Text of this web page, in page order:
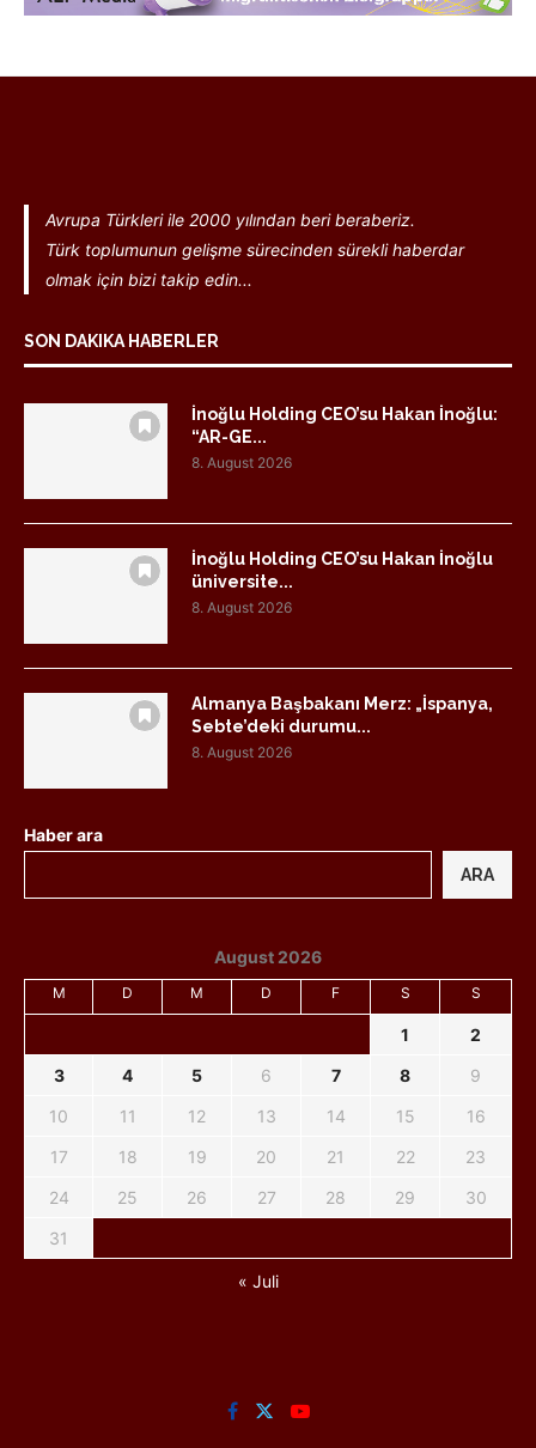
Avrupa Türkleri ile 2000 yılından beri beraberiz.
Türk toplumunun gelişme sürecinden sürekli haberdar
olmak için bizi takip edin...
SON DAKIKA HABERLER
İnoğlu Holding CEO’su Hakan İnoğlu:
“AR-GE...
8. August 2026
İnoğlu Holding CEO’su Hakan İnoğlu
üniversite...
8. August 2026
Almanya Başbakanı Merz: „İspanya,
Sebte’deki durumu...
8. August 2026
Haber ara
ARA
August 2026
M D M D F S S
1
2
3
4 5 6 7 8
9
10
11 12 13 14 15
16
17
18 19 20 21 22
23
24
25 26 27 28 29
30
31
« Juli